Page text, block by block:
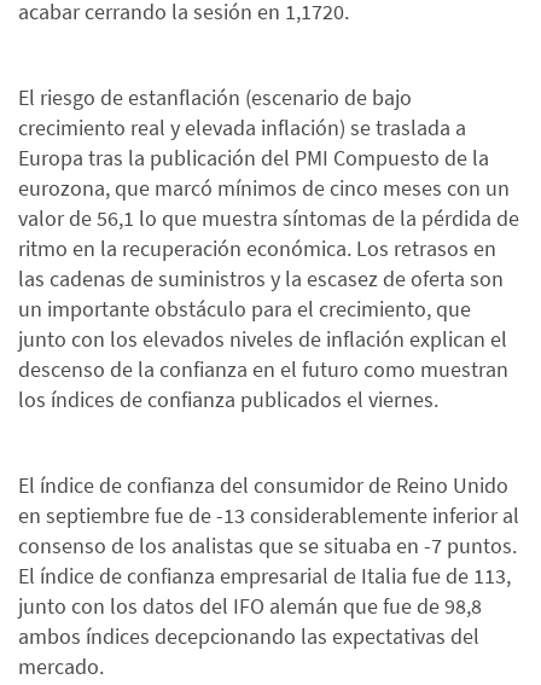
acabar cerrando la sesión en 1,1720.
El riesgo de estanflación (escenario de bajo
crecimiento real y elevada inflación) se traslada a
Europa tras la publicación del PMI Compuesto de la
eurozona, que marcó mínimos de cinco meses con un
valor de 56,1 lo que muestra síntomas de la pérdida de
ritmo en la recuperación económica. Los retrasos en
las cadenas de suministros y la escasez de oferta son
un importante obstáculo para el crecimiento, que
junto con los elevados niveles de inflación explican el
descenso de la confianza en el futuro como muestran
los índices de confianza publicados el viernes.
El índice de confianza del consumidor de Reino Unido
en septiembre fue de -13 considerablemente inferior al
consenso de los analistas que se situaba en -7 puntos.
El índice de confianza empresarial de Italia fue de 113,
junto con los datos del IFO alemán que fue de 98,8
ambos índices decepcionando las expectativas del
mercado.